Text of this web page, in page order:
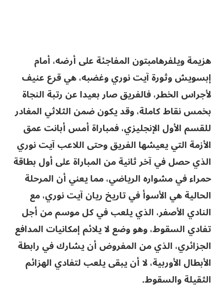
هزيمة ويلفرهامبتون المفاجئة على أرضه، أمام
إبسويش وثورة آيت نوري وغضبه، هي قرع عنيف
لأجراس الخطر، فالفريق صار بعيدا عن رتبة النجاة
بخمس نقاط كاملة، وقد يكون ضمن الثلاثي المغادر
للقسم الأول الإنجليزي، فمباراة أمس أبانت عمق
الأزمة التي يعيشها الفريق وحتى اللاعب آيت نوري
الذي حصل في آخر ثانية من المباراة على أول بطاقة
حمراء في مشواره الرياضي، مما يعني أن المرحلة
الحالية هي الأسوأ في تاريخ ريان آيت نوري، مع
النادي الأصفر، الذي يلعب في كل موسم من أجل
تفادي السقوط، وهو وضع لا يلائم إمكانيات المدافع
الجزائري، الذي من المفروض أن يشارك في رابطة
الأبطال الأوربية، لا أن يبقى يلعب لتفادي الهزائم
الثقيلة والسقوط.